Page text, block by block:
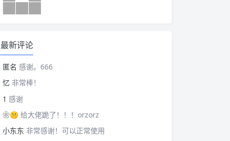
最新评论
匿名 感谢。666
忆 非常棒！
1 感谢
❀🤫 给大佬跪了！！！orzorz
小东东 非常感谢！可以正常使用